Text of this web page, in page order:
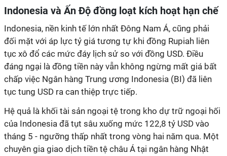
Indonesia và Ấn Độ đồng loạt kích hoạt hạn chế
Indonesia, nền kinh tế lớn nhất Đông Nam Á, cũng phải
đối mặt với áp lực tỷ giá tương tự khi đồng Rupiah liên
tục xô đổ các mức đáy lịch sử so với đồng USD. Điều
đáng ngại là đồng tiền này vẫn không ngừng mất giá bất
chấp việc Ngân hàng Trung ương Indonesia (BI) đã liên
tục tung USD ra can thiệp trực tiếp.
Hệ quả là khối tài sản ngoại tệ trong kho dự trữ ngoại hối
của Indonesia đã tụt sâu xuống mức 122,8 tỷ USD vào
tháng 5 - ngưỡng thấp nhất trong vòng hai năm qua. Một
chuyên gia giao dịch tiền tệ châu Á tại ngân hàng Nhật